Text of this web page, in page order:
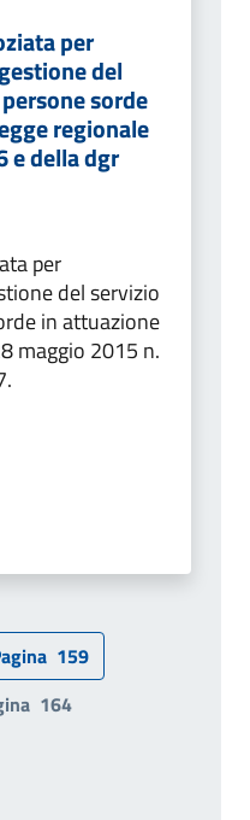
per
del
sorde
regionale
e della dgr
per
del servizio
in attuazione
maggio 2015 n.
159
164